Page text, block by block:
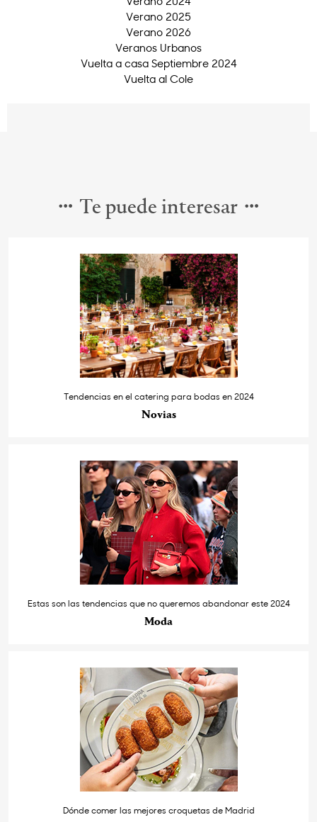
Verano 2025
Verano 2026
Veranos Urbanos
Vuelta a casa Septiembre 2024
Vuelta al Cole
Te puede interesar
Tendencias en el catering para bodas en 2024
Novias
Estas son las tendencias que no queremos abandonar este 2024
Moda
Dónde comer las mejores croquetas de Madrid